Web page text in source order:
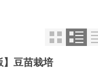
】豆苗栽培